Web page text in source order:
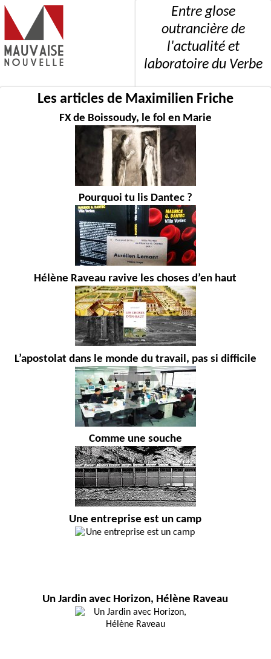
Entre glose
outrancière de
l'actualité et
laboratoire du Verbe
Les articles de Maximilien Friche
FX de Boissoudy, le fol en Marie
Pourquoi tu lis Dantec ?
Hélène Raveau ravive les choses d’en haut
L’apostolat dans le monde du travail, pas si difficile
Comme une souche
Une entreprise est un camp
Un Jardin avec Horizon, Hélène Raveau